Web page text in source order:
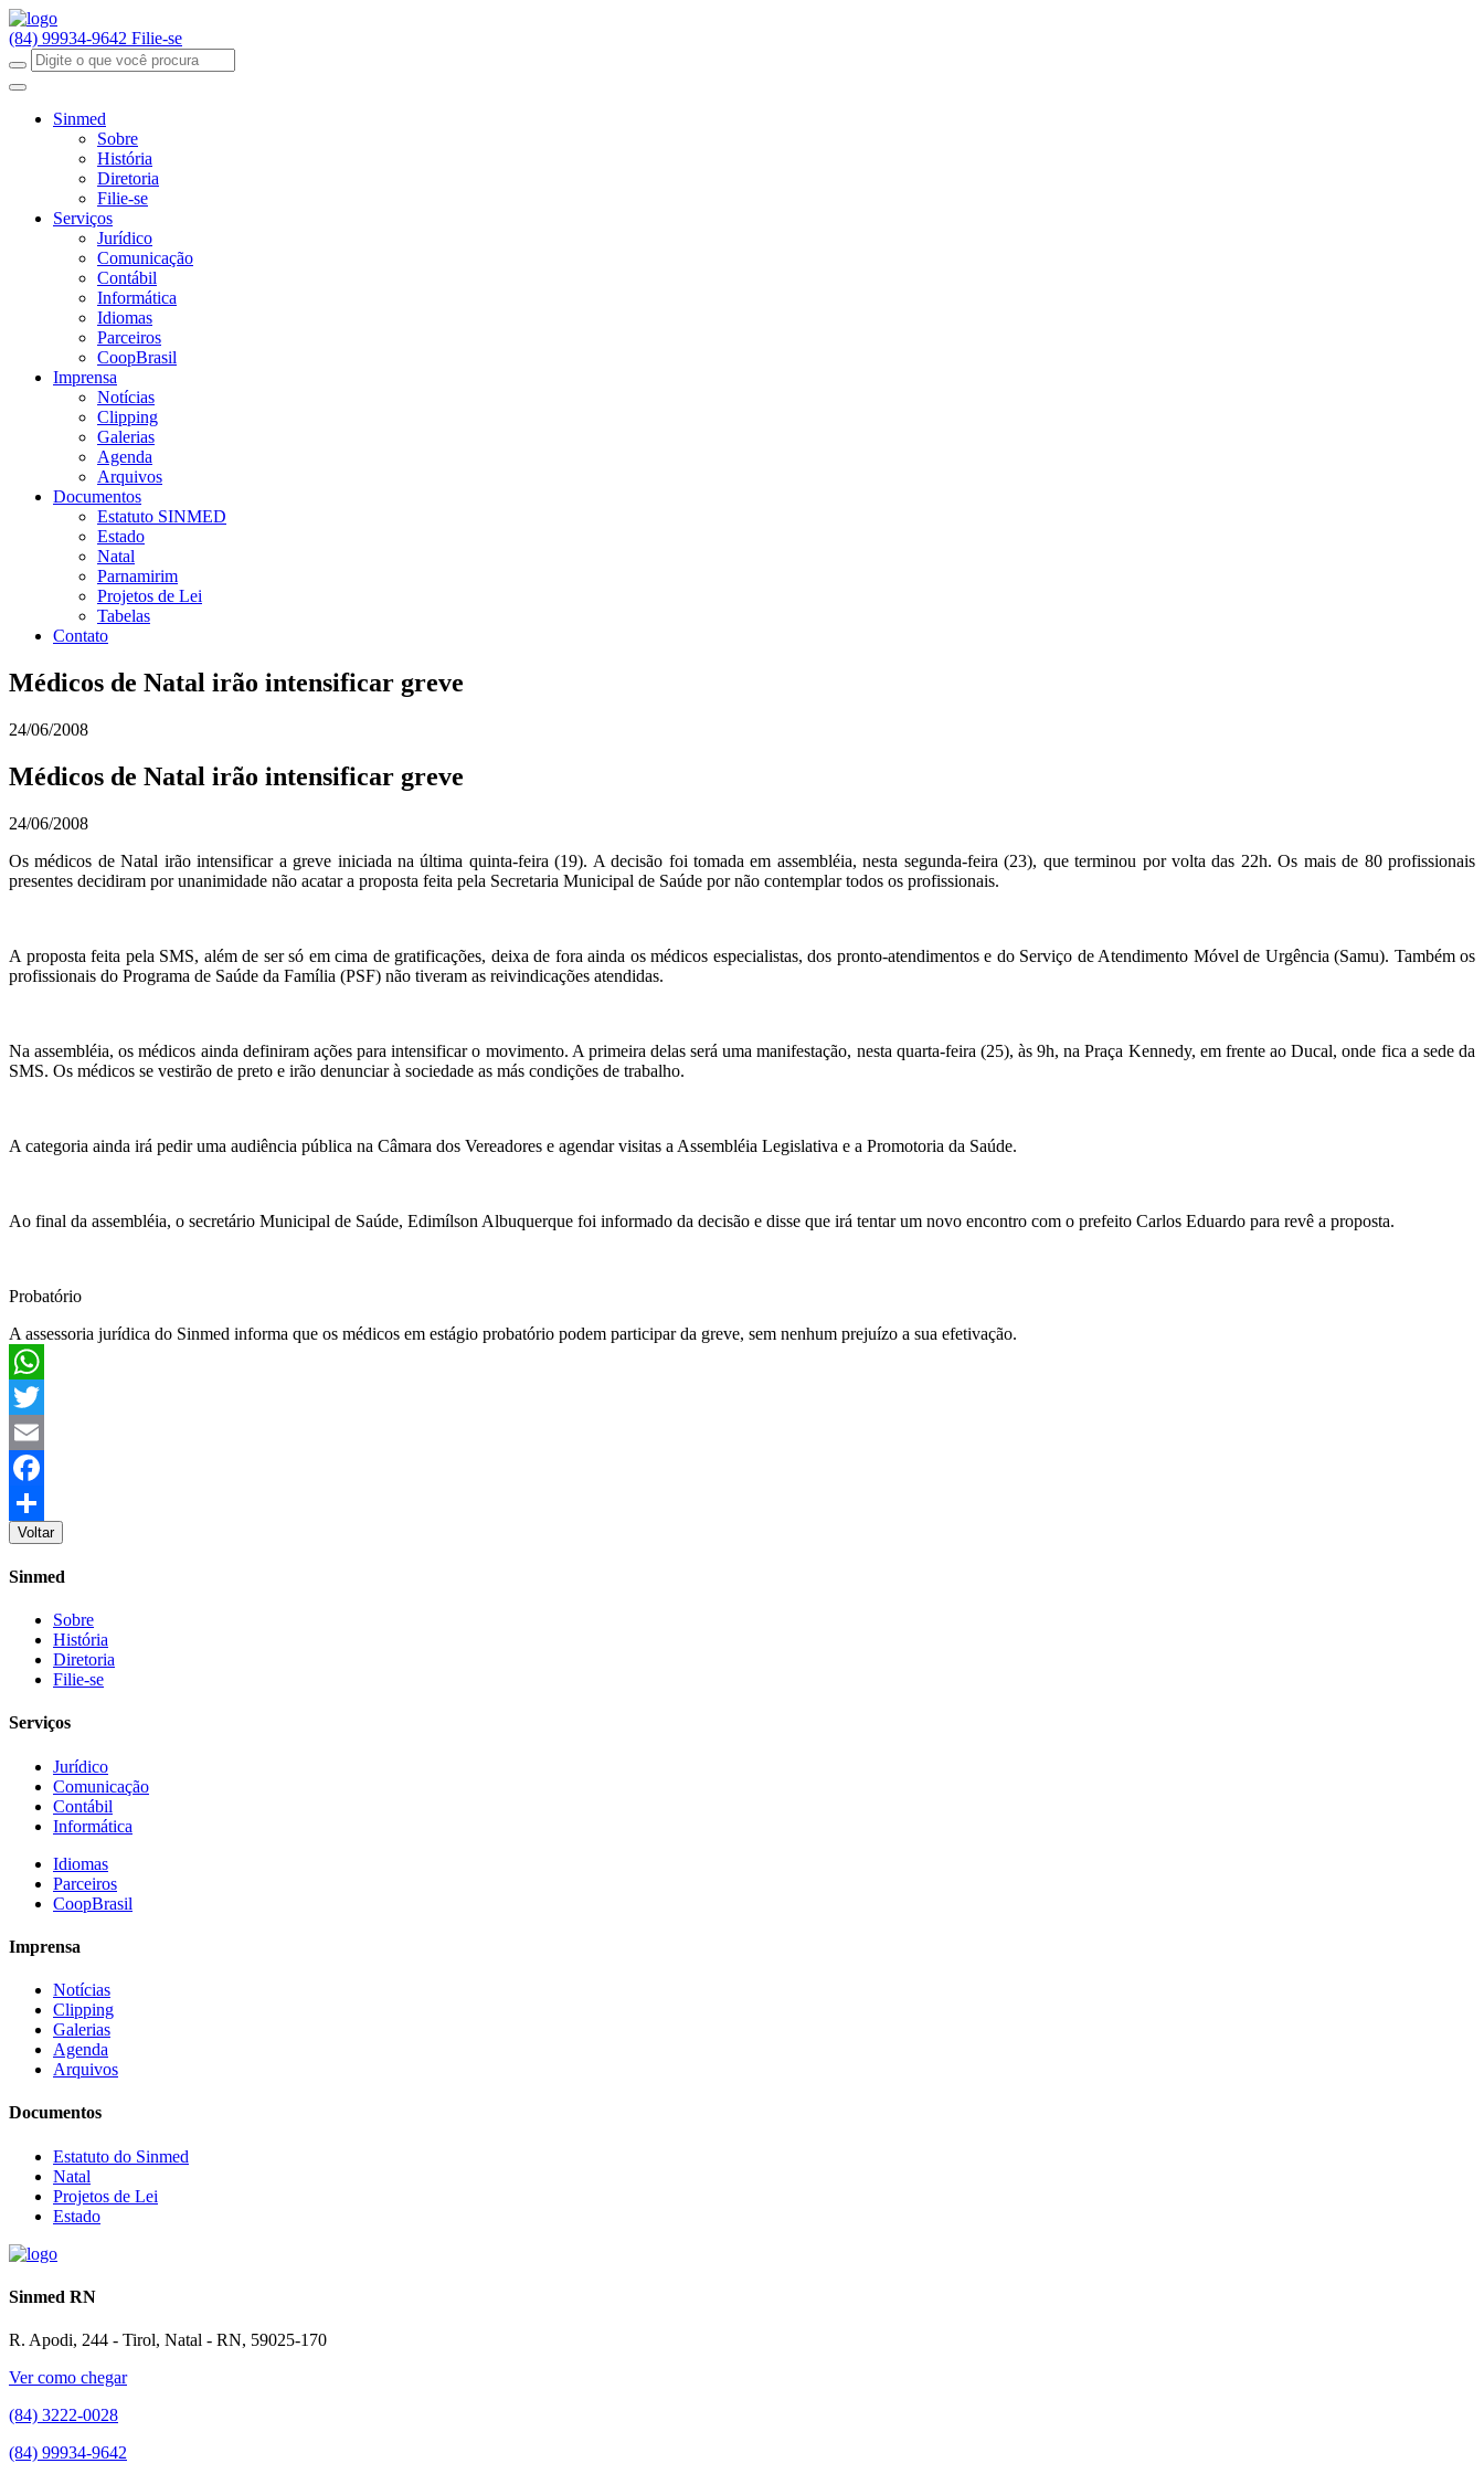
(84) 99934-9642 Filie-se
Sinmed
Sobre
História
Diretoria
Filie-se
Serviços
Jurídico
Comunicação
Contábil
Informática
Idiomas
Parceiros
CoopBrasil
Imprensa
Notícias
Clipping
Galerias
Agenda
Arquivos
Documentos
Estatuto SINMED
Estado
Natal
Parnamirim
Projetos de Lei
Tabelas
Contato
Médicos de Natal irão intensificar greve
24/06/2008
Médicos de Natal irão intensificar greve
24/06/2008
Os médicos de Natal irão intensificar a greve iniciada na última quinta-feira (19). A decisão foi tomada em assembléia, nesta segunda-feira (23), que terminou por volta das 22h. Os mais de 80 profissionais
presentes decidiram por unanimidade não acatar a proposta feita pela Secretaria Municipal de Saúde por não contemplar todos os profissionais.
A proposta feita pela SMS, além de ser só em cima de gratificações, deixa de fora ainda os médicos especialistas, dos pronto-atendimentos e do Serviço de Atendimento Móvel de Urgência (Samu). Também os
profissionais do Programa de Saúde da Família (PSF) não tiveram as reivindicações atendidas.
Na assembléia, os médicos ainda definiram ações para intensificar o movimento. A primeira delas será uma manifestação, nesta quarta-feira (25), às 9h, na Praça Kennedy, em frente ao Ducal, onde fica a sede da
SMS. Os médicos se vestirão de preto e irão denunciar à sociedade as más condições de trabalho.
A categoria ainda irá pedir uma audiência pública na Câmara dos Vereadores e agendar visitas a Assembléia Legislativa e a Promotoria da Saúde.
Ao final da assembléia, o secretário Municipal de Saúde, Edimílson Albuquerque foi informado da decisão e disse que irá tentar um novo encontro com o prefeito Carlos Eduardo para revê a proposta.
Probatório
A assessoria jurídica do Sinmed informa que os médicos em estágio probatório podem participar da greve, sem nenhum prejuízo a sua efetivação.
WhatsApp
Twitter
Email
Facebook
Share
Voltar
Sinmed
Sobre
História
Diretoria
Filie-se
Serviços
Jurídico
Comunicação
Contábil
Informática
Idiomas
Parceiros
CoopBrasil
Imprensa
Notícias
Clipping
Galerias
Agenda
Arquivos
Documentos
Estatuto do Sinmed
Natal
Projetos de Lei
Estado
Sinmed RN
R. Apodi, 244 - Tirol, Natal - RN, 59025-170
Ver como chegar
(84) 3222-0028
(84) 99934-9642